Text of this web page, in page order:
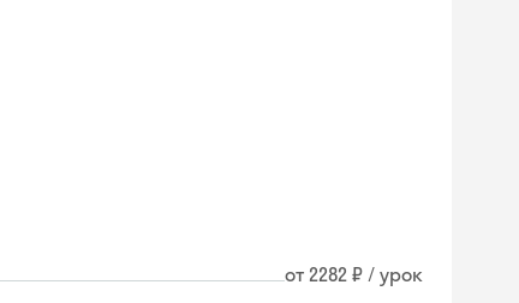
от 2282 ₽ / урок